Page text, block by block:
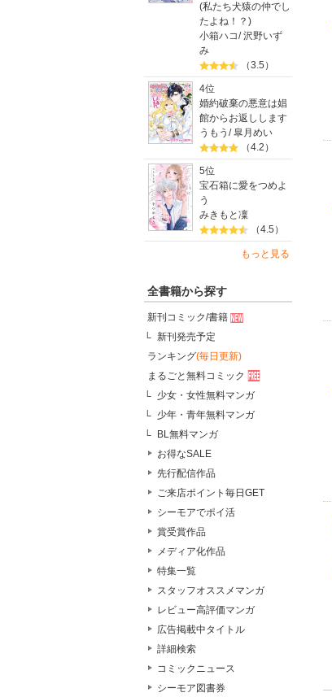
(私たち犬猿の仲でし
たよね！？)
小箱ハコ/沢野いず
み
（3.5）
4位
婚約破棄の悪意は娼
館からお返しします
うもう /皐月めい
（4.2）
5位
宝石箱に愛をつめよ
う
みきもと凜
（4.5）
もっと見る
全書籍から探す
新刊コミック/書籍
新刊発売予定
ランキング(毎日更新)
まるごと無料コミック
少女・女性無料マンガ
少年・青年無料マンガ
BL無料マンガ
お得なSALE
先行配信作品
ご来店ポイント毎日GET
シーモアでポイ活
賞受賞作品
メディア化作品
特集一覧
スタッフオススメマンガ
レビュー高評価マンガ
広告掲載中タイトル
詳細検索
コミックニュース
シーモア図書券